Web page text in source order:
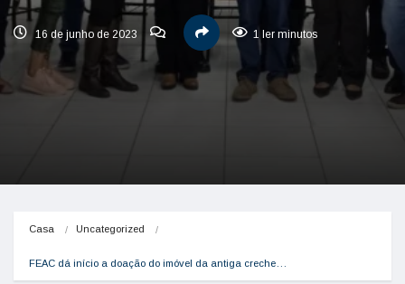
16 de junho de 2023 1 ler minutos
Casa Uncategorized
FEAC dá início a doação do imóvel da antiga creche…